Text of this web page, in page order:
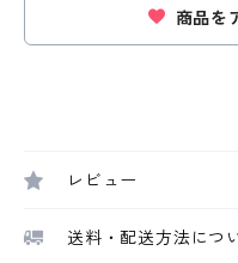
商品を
レビュー
送料・配送方法につ